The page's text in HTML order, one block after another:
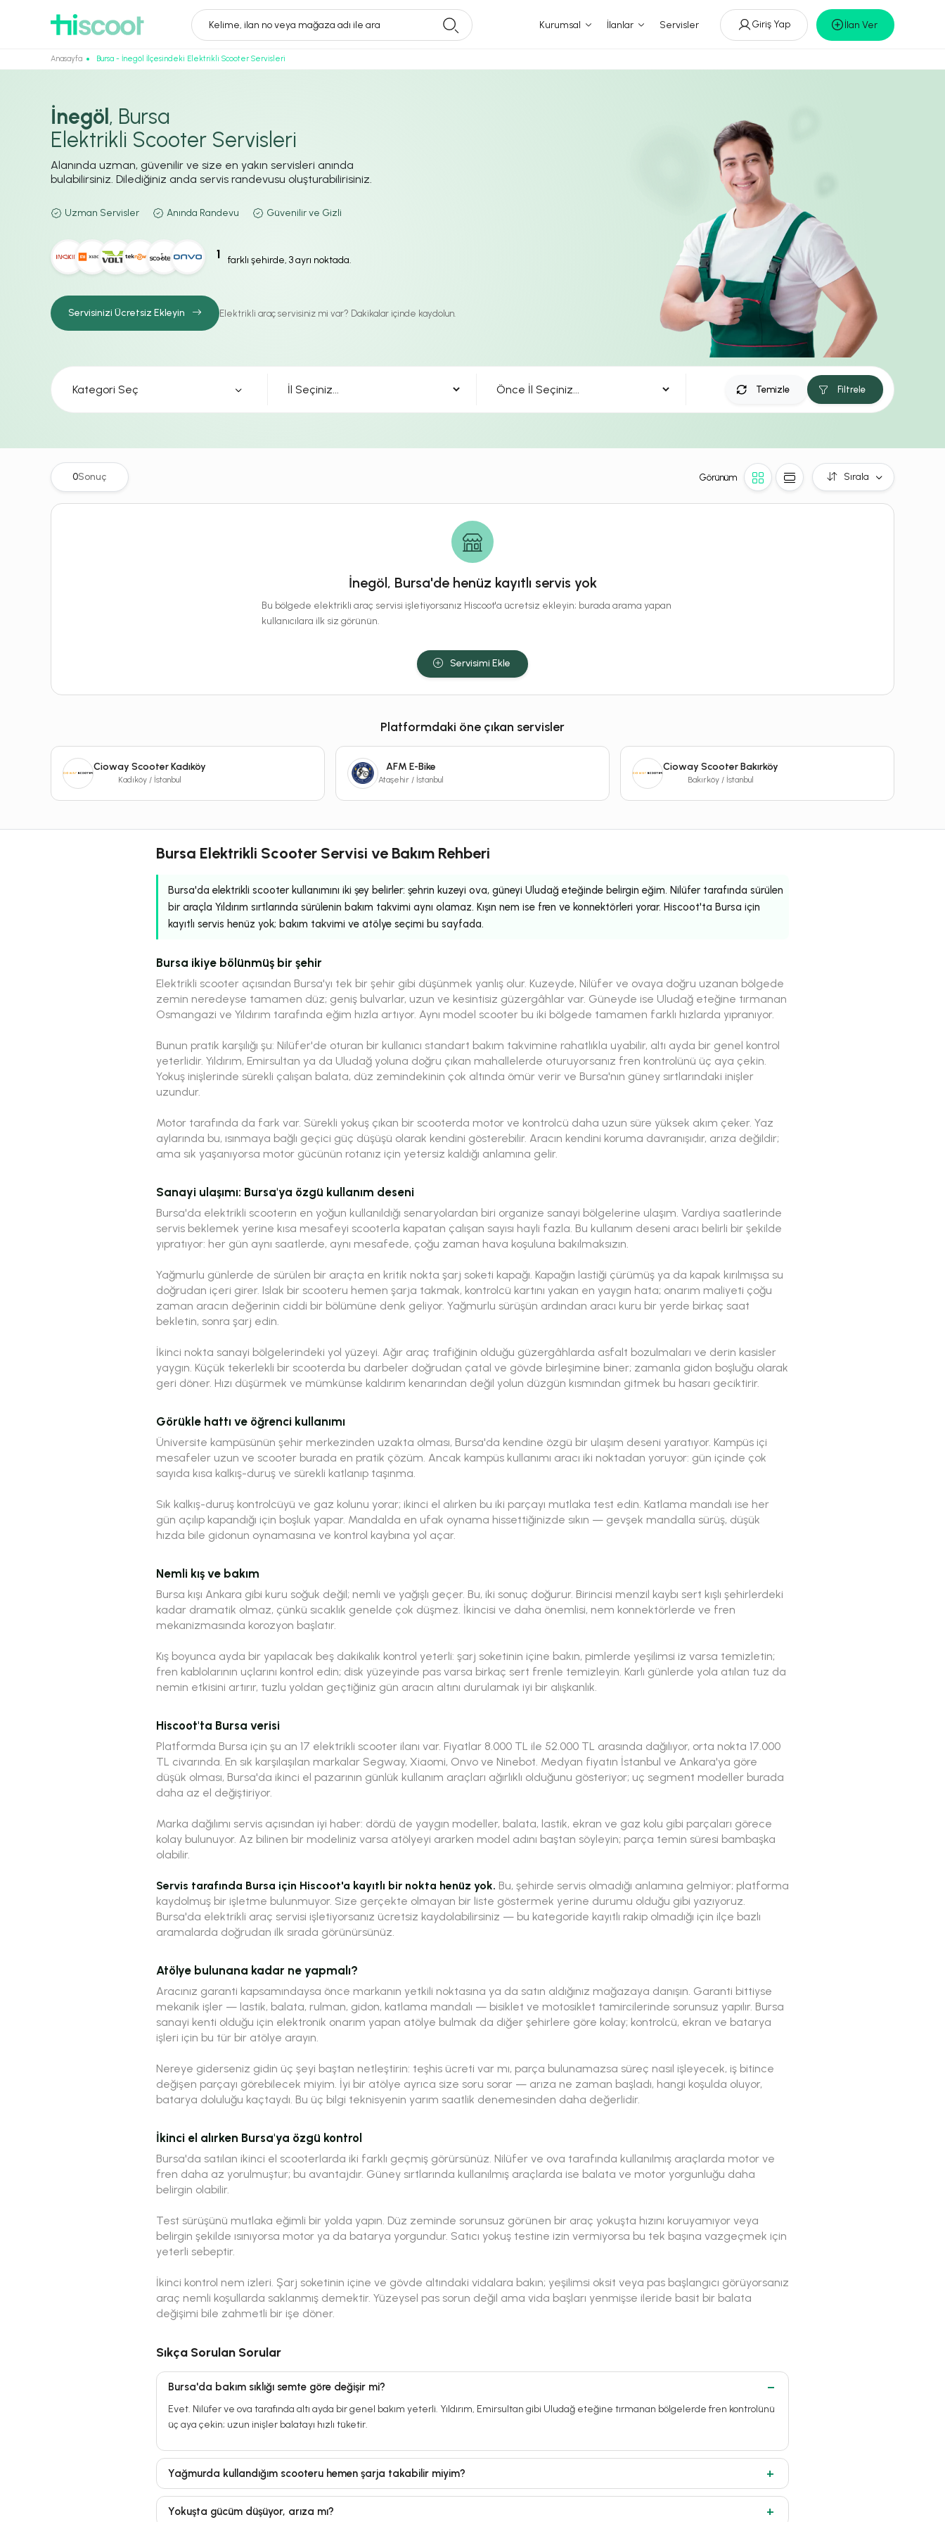
Kelime, ilan no veya mağaza adı ile ara Kurumsal İlanlar Servisler Giriş Yap İlan Ver
Anasayfa Bursa - İnegöl İlçesindeki Elektrikli Scooter Servisleri
İnegöl, Bursa
Elektrikli Scooter Servisleri
Alanında uzman, güvenilir ve size en yakın servisleri anında
bulabilirsiniz. Dilediğiniz anda servis randevusu oluşturabilirisiniz.
Uzman Servisler Anında Randevu Güvenilir ve Gizli
1 farklı şehirde, 3 ayrı noktada.
Servisinizi Ücretsiz Ekleyin Elektrikli araç servisiniz mi var? Dakikalar içinde kaydolun.
Kategori Seç Temizle Filtrele
0Sonuç Görünüm Sırala
İnegöl, Bursa'de henüz kayıtlı servis yok
Bu bölgede elektrikli araç servisi işletiyorsanız Hiscoot'a ücretsiz ekleyin; burada arama yapan
kullanıcılara ilk siz görünün.
Servisimi Ekle
Platformdaki öne çıkan servisler
Cioway Scooter Kadıköy
Kadıköy / İstanbul
AFM E-Bike
Ataşehir / İstanbul
Cioway Scooter Bakırköy
Bakırköy / İstanbul
Bursa Elektrikli Scooter Servisi ve Bakım Rehberi
Bursa'da elektrikli scooter kullanımını iki şey belirler: şehrin kuzeyi ova, güneyi Uludağ eteğinde belirgin eğim. Nilüfer tarafında sürülen
bir araçla Yıldırım sırtlarında sürülenin bakım takvimi aynı olamaz. Kışın nem ise fren ve konnektörleri yorar. Hiscoot'ta Bursa için
kayıtlı servis henüz yok; bakım takvimi ve atölye seçimi bu sayfada.
Bursa ikiye bölünmüş bir şehir
Elektrikli scooter açısından Bursa'yı tek bir şehir gibi düşünmek yanlış olur. Kuzeyde, Nilüfer ve ovaya doğru uzanan bölgede
zemin neredeyse tamamen düz; geniş bulvarlar, uzun ve kesintisiz güzergâhlar var. Güneyde ise Uludağ eteğine tırmanan
Osmangazi ve Yıldırım tarafında eğim hızla artıyor. Aynı model scooter bu iki bölgede tamamen farklı hızlarda yıpranıyor.
Bunun pratik karşılığı şu: Nilüfer'de oturan bir kullanıcı standart bakım takvimine rahatlıkla uyabilir, altı ayda bir genel kontrol
yeterlidir. Yıldırım, Emirsultan ya da Uludağ yoluna doğru çıkan mahallelerde oturuyorsanız fren kontrolünü üç aya çekin.
Yokuş inişlerinde sürekli çalışan balata, düz zemindekinin çok altında ömür verir ve Bursa'nın güney sırtlarındaki inişler
uzundur.
Motor tarafında da fark var. Sürekli yokuş çıkan bir scooterda motor ve kontrolcü daha uzun süre yüksek akım çeker. Yaz
aylarında bu, ısınmaya bağlı geçici güç düşüşü olarak kendini gösterebilir. Aracın kendini koruma davranışıdır, arıza değildir;
ama sık yaşanıyorsa motor gücünün rotanız için yetersiz kaldığı anlamına gelir.
Sanayi ulaşımı: Bursa'ya özgü kullanım deseni
Bursa'da elektrikli scooterın en yoğun kullanıldığı senaryolardan biri organize sanayi bölgelerine ulaşım. Vardiya saatlerinde
servis beklemek yerine kısa mesafeyi scooterla kapatan çalışan sayısı hayli fazla. Bu kullanım deseni aracı belirli bir şekilde
yıpratıyor: her gün aynı saatlerde, aynı mesafede, çoğu zaman hava koşuluna bakılmaksızın.
Yağmurlu günlerde de sürülen bir araçta en kritik nokta şarj soketi kapağı. Kapağın lastiği çürümüş ya da kapak kırılmışsa su
doğrudan içeri girer. Islak bir scooteru hemen şarja takmak, kontrolcü kartını yakan en yaygın hata; onarım maliyeti çoğu
zaman aracın değerinin ciddi bir bölümüne denk geliyor. Yağmurlu sürüşün ardından aracı kuru bir yerde birkaç saat
bekletin, sonra şarj edin.
İkinci nokta sanayi bölgelerindeki yol yüzeyi. Ağır araç trafiğinin olduğu güzergâhlarda asfalt bozulmaları ve derin kasisler
yaygın. Küçük tekerlekli bir scooterda bu darbeler doğrudan çatal ve gövde birleşimine biner; zamanla gidon boşluğu olarak
geri döner. Hızı düşürmek ve mümkünse kaldırım kenarından değil yolun düzgün kısmından gitmek bu hasarı geciktirir.
Görükle hattı ve öğrenci kullanımı
Üniversite kampüsünün şehir merkezinden uzakta olması, Bursa'da kendine özgü bir ulaşım deseni yaratıyor. Kampüs içi
mesafeler uzun ve scooter burada en pratik çözüm. Ancak kampüs kullanımı aracı iki noktadan yoruyor: gün içinde çok
sayıda kısa kalkış-duruş ve sürekli katlanıp taşınma.
Sık kalkış-duruş kontrolcüyü ve gaz kolunu yorar; ikinci el alırken bu iki parçayı mutlaka test edin. Katlama mandalı ise her
gün açılıp kapandığı için boşluk yapar. Mandalda en ufak oynama hissettiğinizde sıkın — gevşek mandalla sürüş, düşük
hızda bile gidonun oynamasına ve kontrol kaybına yol açar.
Nemli kış ve bakım
Bursa kışı Ankara gibi kuru soğuk değil; nemli ve yağışlı geçer. Bu, iki sonuç doğurur. Birincisi menzil kaybı sert kışlı şehirlerdeki
kadar dramatik olmaz, çünkü sıcaklık genelde çok düşmez. İkincisi ve daha önemlisi, nem konnektörlerde ve fren
mekanizmasında korozyon başlatır.
Kış boyunca ayda bir yapılacak beş dakikalık kontrol yeterli: şarj soketinin içine bakın, pimlerde yeşilimsi iz varsa temizletin;
fren kablolarının uçlarını kontrol edin; disk yüzeyinde pas varsa birkaç sert frenle temizleyin. Karlı günlerde yola atılan tuz da
nemin etkisini artırır, tuzlu yoldan geçtiğiniz gün aracın altını durulamak iyi bir alışkanlık.
Hiscoot'ta Bursa verisi
Platformda Bursa için şu an 17 elektrikli scooter ilanı var. Fiyatlar 8.000 TL ile 52.000 TL arasında dağılıyor, orta nokta 17.000
TL civarında. En sık karşılaşılan markalar Segway, Xiaomi, Onvo ve Ninebot. Medyan fiyatın İstanbul ve Ankara'ya göre
düşük olması, Bursa'da ikinci el pazarının günlük kullanım araçları ağırlıklı olduğunu gösteriyor; uç segment modeller burada
daha az el değiştiriyor.
Marka dağılımı servis açısından iyi haber: dördü de yaygın modeller, balata, lastik, ekran ve gaz kolu gibi parçaları görece
kolay bulunuyor. Az bilinen bir modeliniz varsa atölyeyi ararken model adını baştan söyleyin; parça temin süresi bambaşka
olabilir.
Servis tarafında Bursa için Hiscoot'a kayıtlı bir nokta henüz yok. Bu, şehirde servis olmadığı anlamına gelmiyor; platforma
kaydolmuş bir işletme bulunmuyor. Size gerçekte olmayan bir liste göstermek yerine durumu olduğu gibi yazıyoruz.
Bursa'da elektrikli araç servisi işletiyorsanız ücretsiz kaydolabilirsiniz — bu kategoride kayıtlı rakip olmadığı için ilçe bazlı
aramalarda doğrudan ilk sırada görünürsünüz.
Atölye bulunana kadar ne yapmalı?
Aracınız garanti kapsamındaysa önce markanın yetkili noktasına ya da satın aldığınız mağazaya danışın. Garanti bittiyse
mekanik işler — lastik, balata, rulman, gidon, katlama mandalı — bisiklet ve motosiklet tamircilerinde sorunsuz yapılır. Bursa
sanayi kenti olduğu için elektronik onarım yapan atölye bulmak da diğer şehirlere göre kolay; kontrolcü, ekran ve batarya
işleri için bu tür bir atölye arayın.
Nereye giderseniz gidin üç şeyi baştan netleştirin: teşhis ücreti var mı, parça bulunamazsa süreç nasıl işleyecek, iş bitince
değişen parçayı görebilecek miyim. İyi bir atölye ayrıca size soru sorar — arıza ne zaman başladı, hangi koşulda oluyor,
batarya doluluğu kaçtaydı. Bu üç bilgi teknisyenin yarım saatlik denemesinden daha değerlidir.
İkinci el alırken Bursa'ya özgü kontrol
Bursa'da satılan ikinci el scooterlarda iki farklı geçmiş görürsünüz. Nilüfer ve ova tarafında kullanılmış araçlarda motor ve
fren daha az yorulmuştur; bu avantajdır. Güney sırtlarında kullanılmış araçlarda ise balata ve motor yorgunluğu daha
belirgin olabilir.
Test sürüşünü mutlaka eğimli bir yolda yapın. Düz zeminde sorunsuz görünen bir araç yokuşta hızını koruyamıyor veya
belirgin şekilde ısınıyorsa motor ya da batarya yorgundur. Satıcı yokuş testine izin vermiyorsa bu tek başına vazgeçmek için
yeterli sebeptir.
İkinci kontrol nem izleri. Şarj soketinin içine ve gövde altındaki vidalara bakın; yeşilimsi oksit veya pas başlangıcı görüyorsanız
araç nemli koşullarda saklanmış demektir. Yüzeysel pas sorun değil ama vida başları yenmişse ileride basit bir balata
değişimi bile zahmetli bir işe döner.
Sıkça Sorulan Sorular
Bursa'da bakım sıklığı semte göre değişir mi?
Evet. Nilüfer ve ova tarafında altı ayda bir genel bakım yeterli. Yıldırım, Emirsultan gibi Uludağ eteğine tırmanan bölgelerde fren kontrolünü
üç aya çekin; uzun inişler balatayı hızlı tüketir.
Yağmurda kullandığım scooteru hemen şarja takabilir miyim?
Yokuşta gücüm düşüyor, arıza mı?